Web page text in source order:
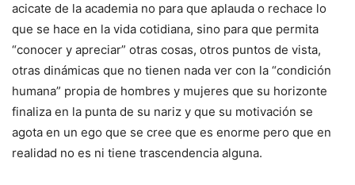
acicate de la academia no para que aplauda o rechace lo
que se hace en la vida cotidiana, sino para que permita
“conocer y apreciar” otras cosas, otros puntos de vista,
otras dinámicas que no tienen nada ver con la “condición
humana” propia de hombres y mujeres que su horizonte
finaliza en la punta de su nariz y que su motivación se
agota en un ego que se cree que es enorme pero que en
realidad no es ni tiene trascendencia alguna.